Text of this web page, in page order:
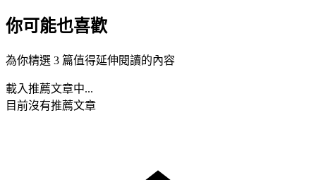
你可能也喜歡
為你精選 3 篇值得延伸閱讀的內容
載入推薦文章中...
目前沒有推薦文章